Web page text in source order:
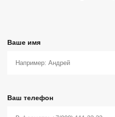
Ваше имя
Ваш телефон